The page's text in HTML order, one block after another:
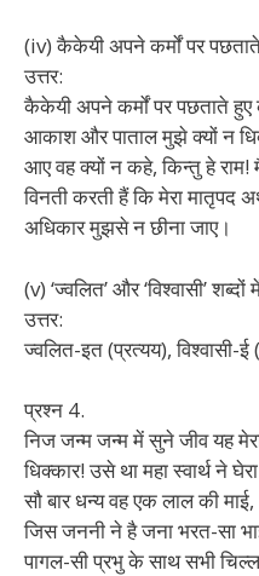
(iv) कैकेयी अपने कर्मों पर
उत्तर:
कैकेयी अपने कर्मों पर पछताते हुए
आकाश और पाताल मुझे क्यों न
आए वह क्यों न कहे, किन्तु हे
विनती करती हैं कि मेरा मातृपद
अधिकार मुझसे न छीना जाए।
(v) ‘ज्वलित’ और ‘विश्वासी’
उत्तर:
ज्वलित-इत (प्रत्यय), विश्वासी-ई
प्रश्न 4.
निज जन्म जन्म में सुने जीव यह
धिक्कार! उसे था महा स्वार्थ ने घेरा
सौ बार धन्य वह एक लाल की माई,
जिस जननी ने है जना भरत-सा
पागल-सी प्रभु के साथ सभी